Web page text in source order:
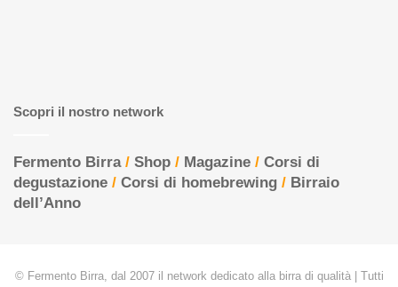
Scopri il nostro network
Fermento Birra/ Shop / Magazine / Corsi di
degustazione / Corsi di homebrewing / Birraio
dell’Anno
© Fermento Birra, dal 2007 il network dedicato alla birra di qualità | Tutti